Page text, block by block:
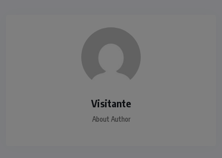
Visitante
About Author